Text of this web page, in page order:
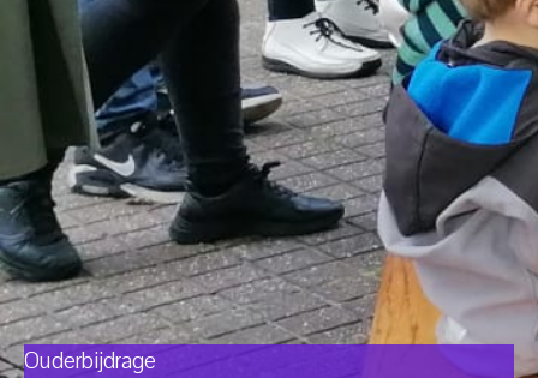
Ouderbijdrage